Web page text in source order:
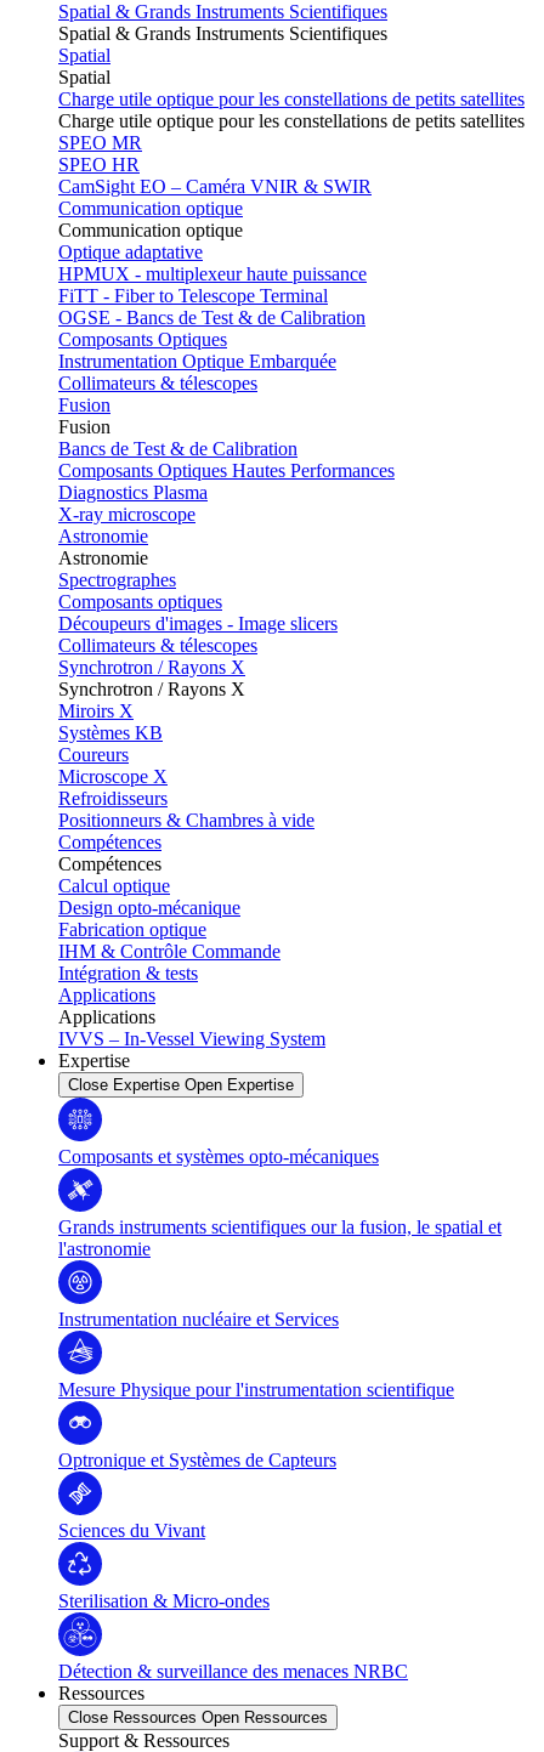
Spatial & Grands Instruments Scientifiques
Spatial & Grands Instruments Scientifiques
Spatial
Spatial
Charge utile optique pour les constellations de petits satellites
Charge utile optique pour les constellations de petits satellites
SPEO MR
SPEO HR
CamSight EO – Caméra VNIR & SWIR
Communication optique
Communication optique
Optique adaptative
HPMUX - multiplexeur haute puissance
FiTT - Fiber to Telescope Terminal
OGSE - Bancs de Test & de Calibration
Composants Optiques
Instrumentation Optique Embarquée
Collimateurs & télescopes
Fusion
Fusion
Bancs de Test & de Calibration
Composants Optiques Hautes Performances
Diagnostics Plasma
X-ray microscope
Astronomie
Astronomie
Spectrographes
Composants optiques
Découpeurs d'images - Image slicers
Collimateurs & télescopes
Synchrotron / Rayons X
Synchrotron / Rayons X
Miroirs X
Systèmes KB
Coureurs
Microscope X
Refroidisseurs
Positionneurs & Chambres à vide
Compétences
Compétences
Calcul optique
Design opto-mécanique
Fabrication optique
IHM & Contrôle Commande
Intégration & tests
Applications
Applications
IVVS – In-Vessel Viewing System
Expertise
Close Expertise Open Expertise
Composants et systèmes opto-mécaniques
Grands instruments scientifiques our la fusion, le spatial et
l'astronomie
Instrumentation nucléaire et Services
Mesure Physique pour l'instrumentation scientifique
Optronique et Systèmes de Capteurs
Sciences du Vivant
Sterilisation & Micro-ondes
Détection & surveillance des menaces NRBC
Ressources
Close Ressources Open Ressources
Support & Ressources